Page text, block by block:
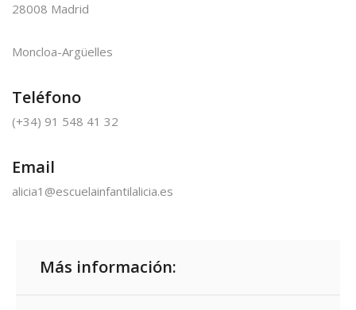
28008 Madrid
Moncloa-Argüelles
Teléfono
(+34) 91 548 41 32
Email
alicia1@escuelainfantilalicia.es
Más información: